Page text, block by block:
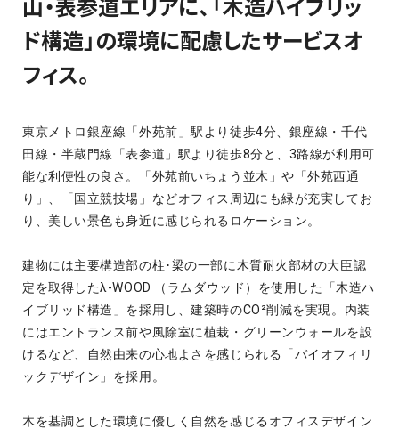
山・表参道エリアに、「木造ハイブリッ
ド構造」の環境に配慮したサービスオ
フィス。
東京メトロ銀座線「外苑前」駅より徒歩4分、銀座線・千代
田線・半蔵門線「表参道」駅より徒歩8分と、3路線が利用可
能な利便性の良さ。「外苑前いちょう並木」や「外苑西通
り」、「国立競技場」などオフィス周辺にも緑が充実してお
り、美しい景色も身近に感じられるロケーション。
建物には主要構造部の柱･梁の一部に木質耐火部材の大臣認
定を取得したλ-WOOD （ラムダウッド）を使用した「木造ハ
イブリッド構造」を採用し、建築時のCO²削減を実現。内装
にはエントランス前や風除室に植栽・グリーンウォールを設
けるなど、自然由来の心地よさを感じられる「バイオフィリ
ックデザイン」を採用。
木を基調とした環境に優しく自然を感じるオフィスデザイン